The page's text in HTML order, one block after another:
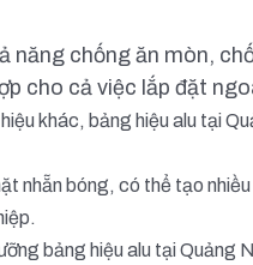
năng chống ăn mòn,
cho cả việc lắp đặt
khác, bảng hiệu alu tại
nhẵn bóng, có thể tạo
bảng hiệu alu tại Quảng